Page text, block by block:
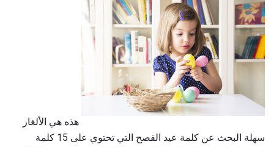
هذه هي الألغاز
سهلة البحث عن كلمة عيد الفصح التي تحتوي على 15 كلمة